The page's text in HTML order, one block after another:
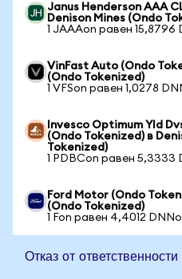
Janus Henderson AAA
Denison Mines (Ondo
1 JAAAon равен 15,8796
VinFast Auto (Ondo
(Ondo Tokenized)
1 VFSon равен 1,0278
Invesco Optimum Yld
(Ondo Tokenized) в
Tokenized)
1 PDBCon равен 5,3333
Ford Motor (Ondo
(Ondo Tokenized)
1 Fon равен 4,4012
Отказ от ответственности